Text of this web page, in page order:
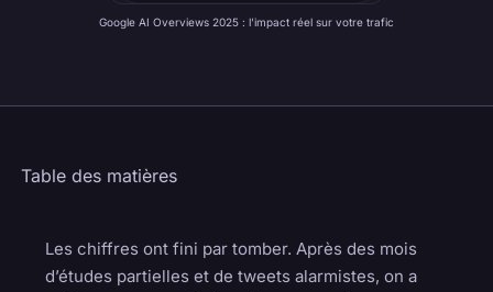
Google AI Overviews 2025 : l’impact réel sur votre trafic
Table des matières
Les chiffres ont fini par tomber. Après des mois
d’études partielles et de tweets alarmistes, on a